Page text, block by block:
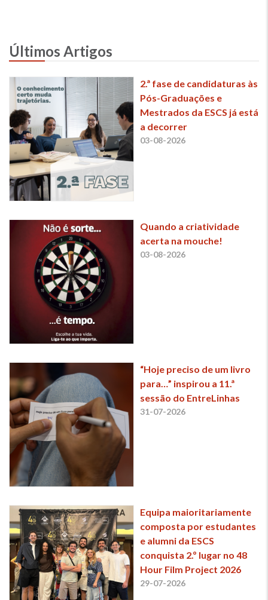
Últimos Artigos
2.ª fase de candidaturas às
Pós-Graduações e
Mestrados da ESCS já está
a decorrer
03-08-2026
Quando a criatividade
acerta na mouche!
03-08-2026
“Hoje preciso de um livro
para…” inspirou a 11.ª
sessão do EntreLinhas
31-07-2026
Equipa maioritariamente
composta por estudantes
e alumni da ESCS
conquista 2.º lugar no 48
Hour Film Project 2026
29-07-2026